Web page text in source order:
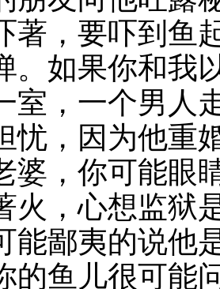
著，要吓到鱼
。如果你和我
室，一个男人
忧，因为他重
婆，你可能眼
火，心想监狱
能鄙夷的说他
的鱼儿很可能